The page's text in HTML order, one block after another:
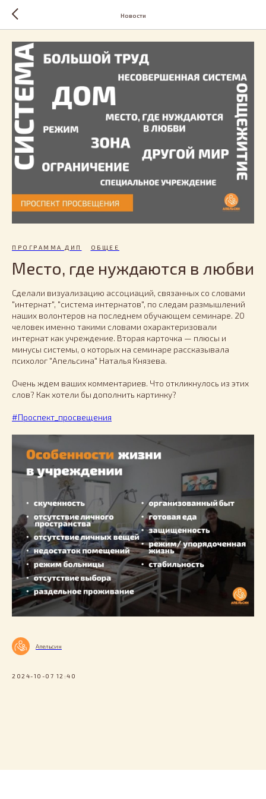
Новости
ПРОГРАММА ДИП ОБЩЕЕ
Место, где нуждаются в любви
Сделали визуализацию ассоциаций, связанных со словами
"интернат", "система интернатов", по следам размышлений
наших волонтеров на последнем обучающем семинаре. 20
человек именно такими словами охарактеризовали
интернат как учреждение. Вторая карточка — плюсы и
минусы системы, о которых на семинаре рассказывала
психолог "Апельсина" Наталья Князева.
Очень ждем ваших комментариев. Что откликнулось из этих
слов? Как хотели бы дополнить картинку?
#Проспект_просвещения
Апельсин
2024-10-07 12:40